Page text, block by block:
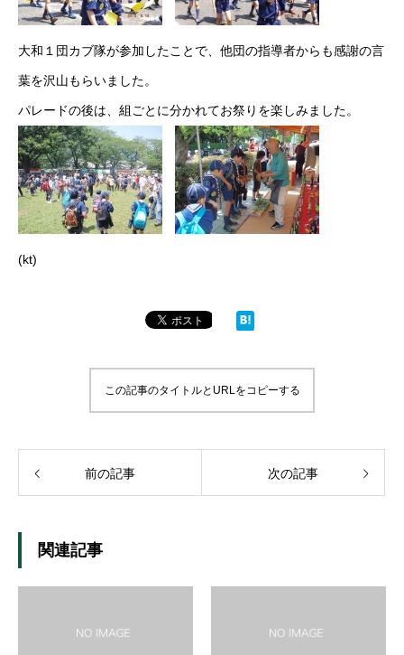
大和１団カブ隊が参加したことで、他団の指導者からも感謝の言
葉を沢山もらいました。
パレードの後は、組ごとに分かれてお祭りを楽しみました。
(kt)
この記事のタイトルとURLをコピーする
前の記事 次の記事
関連記事